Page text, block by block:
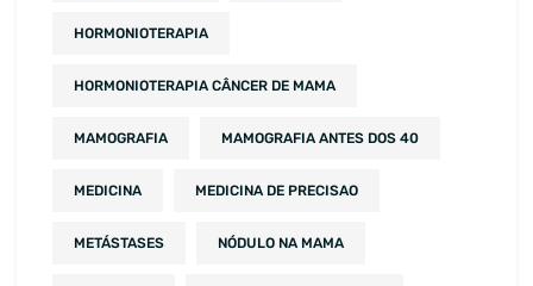
HORMONIOTERAPIA
HORMONIOTERAPIA CÂNCER DE MAMA
MAMOGRAFIA MAMOGRAFIA ANTES DOS 40
MEDICINA MEDICINA DE PRECISAO
METÁSTASES NÓDULO NA MAMA